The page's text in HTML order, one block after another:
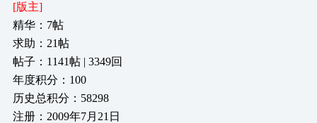
[版主]
精华：7帖
求助：21帖
帖子：1141帖 | 3349回
年度积分：100
历史总积分：58298
注册：2009年7月21日